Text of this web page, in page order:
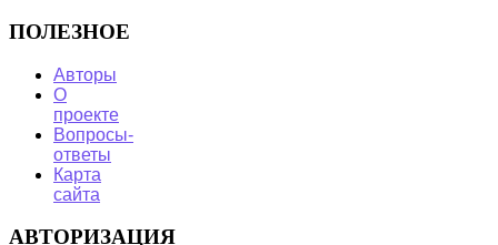
ПОЛЕЗНОЕ
Авторы
О
проекте
Вопросы-
ответы
Карта
сайта
АВТОРИЗАЦИЯ